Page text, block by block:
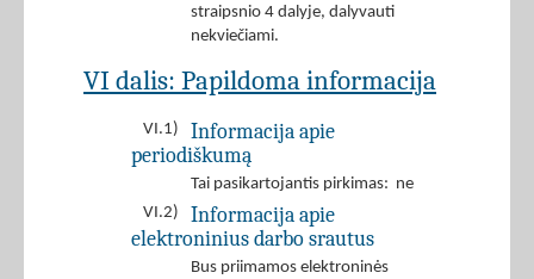
straipsnio 4 dalyje, dalyvauti
nekviečiami.
VI dalis: Papildoma informacija
VI.1)
Informacija apie
periodiškumą
Tai pasikartojantis pirkimas: ne
VI.2)
Informacija apie
elektroninius darbo srautus
Bus priimamos elektroninės